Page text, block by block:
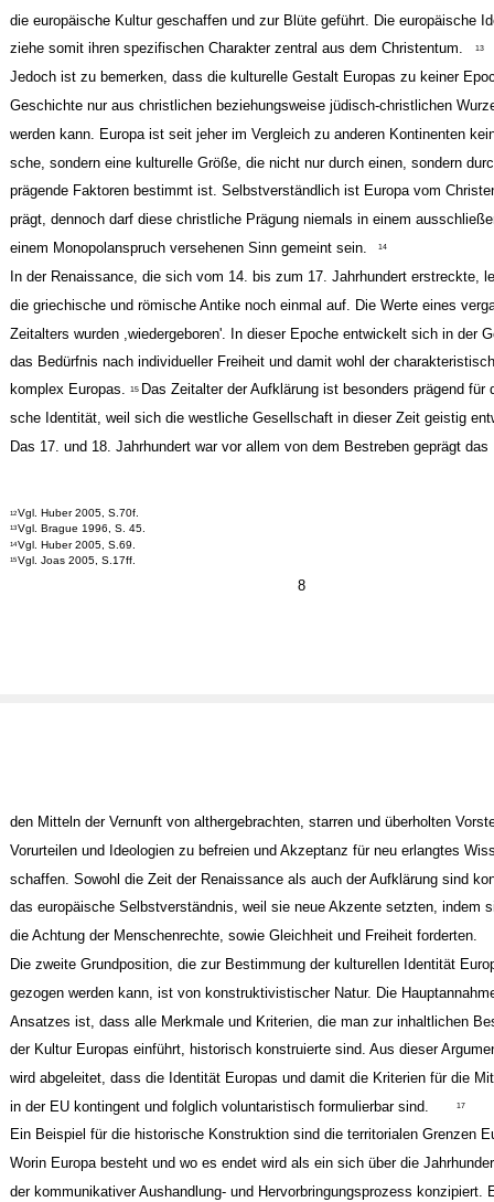
8
die europäische Kultur geschaffen und zur Blüte geführt. Die europäische
ziehe somit ihren spezifischen Charakter zentral aus dem Christentum.
13
Jedoch ist zu bemerken, dass die kulturelle Gestalt Europas zu keiner
Geschichte nur aus christlichen beziehungsweise jüdisch-christlichen
werden kann. Europa ist seit jeher im Vergleich zu anderen Kontinenten
sche, sondern eine kulturelle Größe, die nicht nur durch einen, sondern
prägende Faktoren bestimmt ist. Selbstverständlich ist Europa vom
prägt, dennoch darf diese christliche Prägung niemals in einem
einem Monopolanspruch versehenen Sinn gemeint sein.
14
In der Renaissance, die sich vom 14. bis zum 17. Jahrhundert erstreckte,
die griechische und römische Antike noch einmal auf. Die Werte eines
Zeitalters wurden ,wiedergeboren'. In dieser Epoche entwickelt sich in der
das Bedürfnis nach individueller Freiheit und damit wohl der
komplex Europas. 15 Das Zeitalter der Aufklärung ist besonders prägend für
sche Identität, weil sich die westliche Gesellschaft in dieser Zeit geistig
Das 17. und 18. Jahrhundert war vor allem von dem Bestreben geprägt das
12 Vgl. Huber 2005, S.70f.
13 Vgl. Brague 1996, S. 45.
14 Vgl. Huber 2005, S.69.
15 Vgl. Joas 2005, S.17ff.
den Mitteln der Vernunft von althergebrachten, starren und überholten
Vorurteilen und Ideologien zu befreien und Akzeptanz für neu erlangtes
schaffen. Sowohl die Zeit der Renaissance als auch der Aufklärung sind
das europäische Selbstverständnis, weil sie neue Akzente setzten, indem
die Achtung der Menschenrechte, sowie Gleichheit und Freiheit forderten.
Die zweite Grundposition, die zur Bestimmung der kulturellen Identität
gezogen werden kann, ist von konstruktivistischer Natur. Die
Ansatzes ist, dass alle Merkmale und Kriterien, die man zur inhaltlichen
der Kultur Europas einführt, historisch konstruierte sind. Aus dieser
wird abgeleitet, dass die Identität Europas und damit die Kriterien für die
in der EU kontingent und folglich voluntaristisch formulierbar sind.
17
Ein Beispiel für die historische Konstruktion sind die territorialen Grenzen
Worin Europa besteht und wo es endet wird als ein sich über die
der kommunikativer Aushandlung- und Hervorbringungsprozess konzipiert.